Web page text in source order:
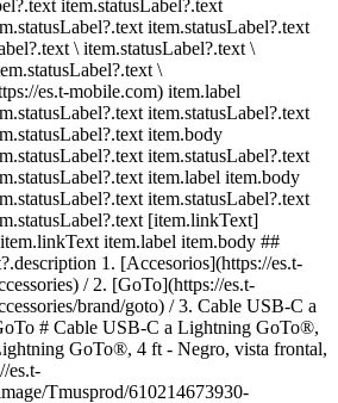
item.statusLabel?.text
item.statusLabel?.text
\ item.statusLabel?.text \
\
es.t-mobile.com) item.label
item.statusLabel?.text
item.body
item.statusLabel?.text
item.label item.body
item.statusLabel?.text
[item.linkText]
item.label item.body ##
1. [Accesorios](https://es.t-
/ 2. [GoTo](https://es.t-
brand/goto) / 3. Cable USB-C a
# Cable USB-C a Lightning GoTo®,
GoTo®, 4 ft - Negro, vista frontal,
es.t-
Tmusprod/610214673930-